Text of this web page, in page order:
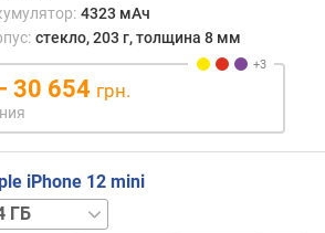
4323 мАч
стекло, 203 г, толщина 8 мм
30 654 грн.
iPhone 12 mini
ГБ256 ГБ